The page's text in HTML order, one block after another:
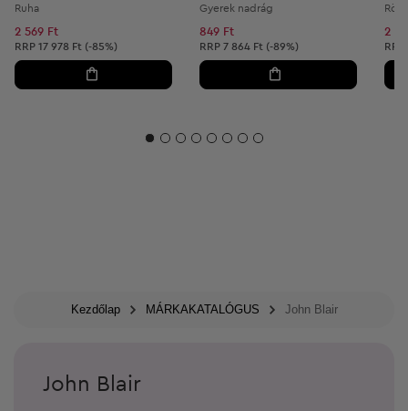
Ruha
2 569 Ft
Ajánlott ár:
RRP 17 978 Ft (-85%)
Gyerek nadrág
849 Ft
Ajánlott ár:
RRP 7 864 Ft (-89%)
2
RRP
Kezdőlap MÁRKAKATALÓGUS John Blair
John Blair